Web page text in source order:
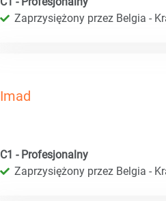
Zaprzysiężony przez Belgia -
Imad
C1 - Profesjonalny
Zaprzysiężony przez Belgia -